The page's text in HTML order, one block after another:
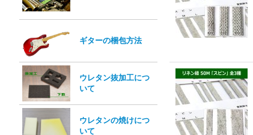
ギターの梱包方法
ウレタン抜加工につ
いて
ウレタンの焼けにつ
いて